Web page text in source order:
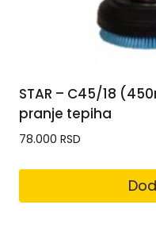
STAR – C45/18
pranje tepiha
78.000 RSD